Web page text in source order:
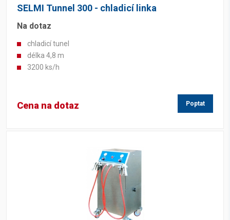
SELMI Tunnel 300 - chladicí linka
Na dotaz
chladicí tunel
délka 4,8 m
3200 ks/h
Cena na dotaz Poptat